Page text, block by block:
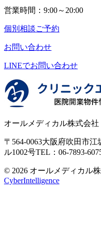
営業時間：9:00～20:00
個別相談ご予約
お問い合わせ
LINEでお問い合わせ
オールメディカル株式会社
〒564-0063大阪府吹田市江
ル1002号TEL：06-7893-
© 2026 オールメディカル
CyberIntelligence